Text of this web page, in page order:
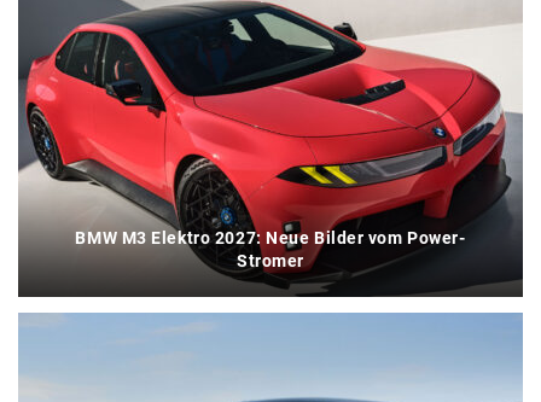
BMW M3 Elektro 2027: Neue Bilder vom Power-
Stromer